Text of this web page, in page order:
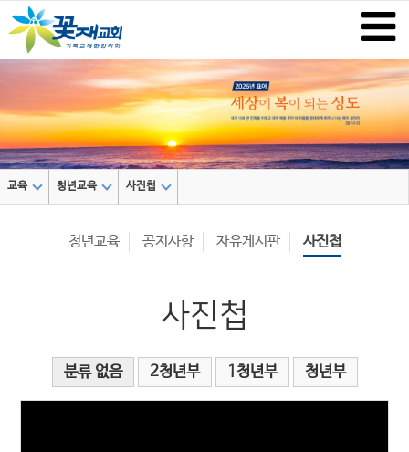
교육 청년교육 사진첩
청년교육 공지사항 자유게시판 사진첩
사진첩
분류 없음 2청년부 1청년부 청년부